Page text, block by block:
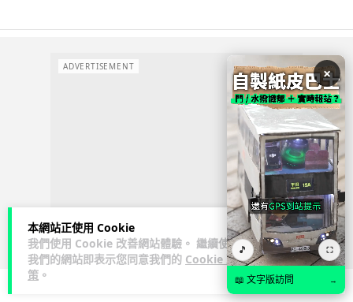
本網站正使用 Cookie
我們使用 Cookie 改善網站體驗。 繼續使用
我們的網站即表示您同意我們的 Cookie 政
策 。
ADVERTISEMENT ×
🎵 ⛶
📖 文字版訪問 →